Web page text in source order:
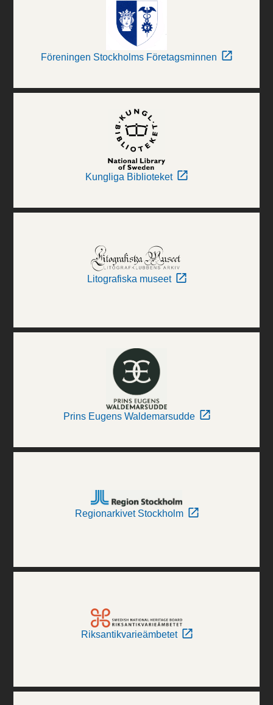
Föreningen Stockholms Företagsminnen
Kungliga Biblioteket
Litografiska museet
Prins Eugens Waldemarsudde
Regionarkivet Stockholm
Riksantikvarieämbetet